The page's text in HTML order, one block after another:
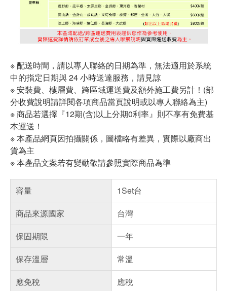
※ 配送時間，請以專人聯絡的日期為準，無法適用於系統
中的指定日期與 24 小時送達服務，請見諒
※ 安裝費、樓層費、跨區域運送費及額外施工費另計！(部
分收費說明請詳閱各項商品當頁說明或以專人聯絡為主)
※ 商品若選擇『12期(含)以上分期0利率』則不享有免費基
本運送！
※ 本產品網頁因拍攝關係，圖檔略有差異，實際以廠商出
貨為主
※ 本產品文案若有變動敬請參照實際商品為準
容量
1Set台
商品來源國家
台灣
保固期限
一年
保存溫層
常溫
應免稅
應稅